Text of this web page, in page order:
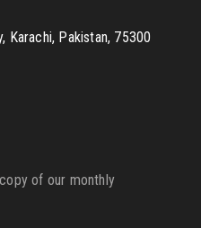
Karachi, Pakistan, 75300
of our monthly